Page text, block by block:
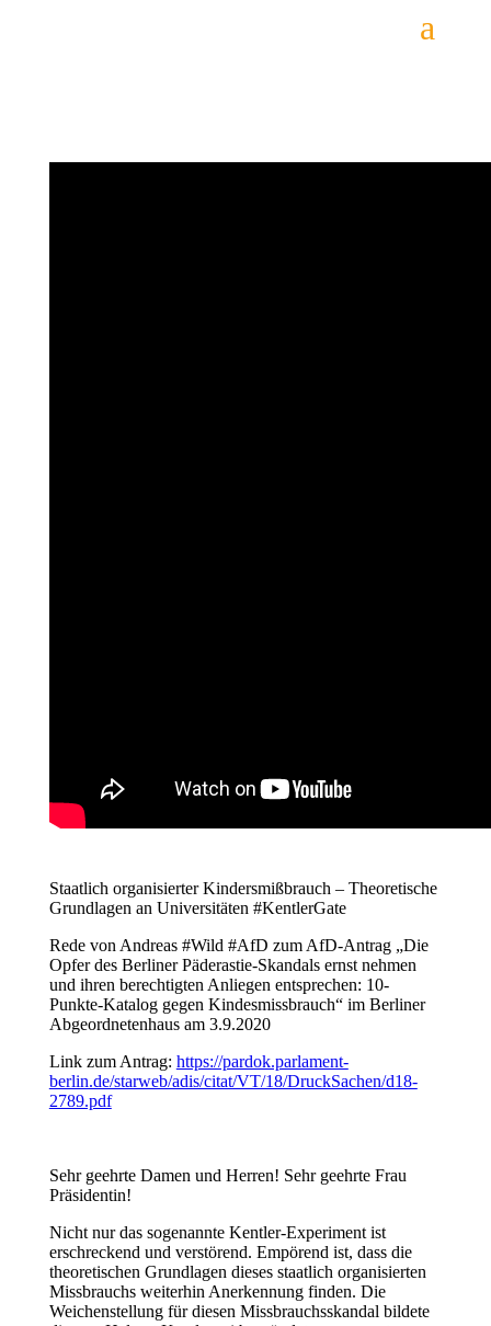
Staatlich organisierter Kindersmißbrauch – Theoretische
Grundlagen an Universitäten #KentlerGate
Rede von Andreas #Wild #AfD zum AfD-Antrag „Die
Opfer des Berliner Päderastie-Skandals ernst nehmen
und ihren berechtigten Anliegen entsprechen: 10-
Punkte-Katalog gegen Kindesmissbrauch“ im Berliner
Abgeordnetenhaus am 3.9.2020
Link zum Antrag: https://pardok.parlament-
berlin.de/starweb/adis/citat/VT/18/DruckSachen/d18-
2789.pdf
Sehr geehrte Damen und Herren! Sehr geehrte Frau
Präsidentin!
Nicht nur das sogenannte Kentler-Experiment ist
erschreckend und verstörend. Empörend ist, dass die
theoretischen Grundlagen dieses staatlich organisierten
Missbrauchs weiterhin Anerkennung finden. Die
Weichenstellung für diesen Missbrauchsskandal bildete